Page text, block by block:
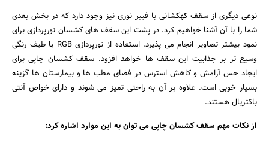
نوعی دیگری از سقف کهکشانی با فیبر نوری نیز وجود دارد که در بخش بعدی
شما را با آن آشنا خواهیم کرد. در پشت این سقف های کشسان نورپردازی برای
نمود بیشتر تصاویر انجام می پذیرد. استفاده از نورپردازی RGB با طیف رنگی
وسیع تر بر جذابیت این سقف ها خواهد افزود. سقف کشسان چاپی برای
ایجاد حس آرامش و کاهش استرس در فضای مطب ها و بیمارستان ها گزینه
بسیار خوبی است. علاوه بر آن به راحتی تمیز می شوند و دارای خواص آنتی
باکتریال هستند.
از نکات مهم سقف کشسان چاپی می توان به این موارد اشاره کرد: